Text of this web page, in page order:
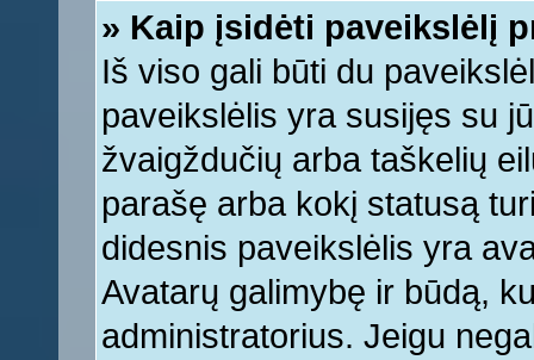
» Kaip įsidėti paveikslėlį
Iš viso gali būti du
paveikslėlis yra susijęs su
žvaigždučių arba taškelių
parašę arba kokį statusą
didesnis paveikslėlis yra
Avatarų galimybę ir būdą,
administratorius. Jeigu